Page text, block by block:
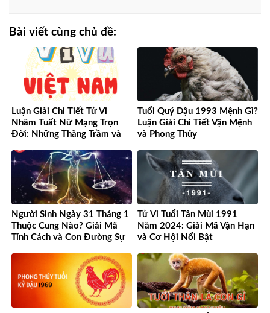
Bài viết cùng chủ đề:
Luận Giải Chi Tiết Tử Vi
Nhâm Tuất Nữ Mạng Trọn
Đời: Những Thăng Trầm và
Tuổi Quý Dậu 1993 Mệnh Gì?
Luận Giải Chi Tiết Vận Mệnh
và Phong Thủy
Người Sinh Ngày 31 Tháng 1
Thuộc Cung Nào? Giải Mã
Tính Cách và Con Đường Sự
Tử Vi Tuổi Tân Mùi 1991
Năm 2024: Giải Mã Vận Hạn
và Cơ Hội Nổi Bật